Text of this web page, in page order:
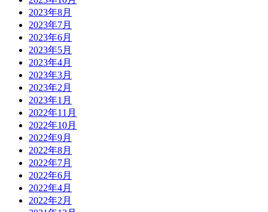
2023年8月
2023年7月
2023年6月
2023年5月
2023年4月
2023年3月
2023年2月
2023年1月
2022年11月
2022年10月
2022年9月
2022年8月
2022年7月
2022年6月
2022年4月
2022年2月